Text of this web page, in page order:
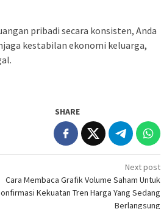
pribadi secara konsisten, Anda
kestabilan ekonomi keluarga,
SHARE
Next post
Cara Membaca Grafik Volume Saham Untuk
Kekuatan Tren Harga Yang Sedang
Berlangsung